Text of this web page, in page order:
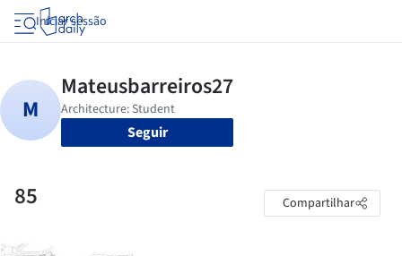
Iniciar sessão
Seguir
85 Compartilhar